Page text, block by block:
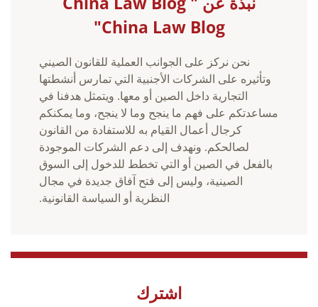
China Law Blog"
نحن نركز على الجوانب العملية للقانون الصيني
وتأثيره على الشركات الأجنبية التي تمارس أنشطتها
التجارية داخل الصين أو معها. ويتمثل هدفنا في
مساعدتكم على فهم ما ينجح وما لا ينجح، وما يمكنكم
كرجال أعمال القيام به للاستفادة من القانون
لصالحكم. ونهدف إلى دعم الشركات الموجودة
بالفعل في الصين أو التي تخطط للدخول إلى السوق
الصينية، وليس إلى فتح آفاق جديدة في مجال
النظرية أو السياسة القانونية.
اشترك